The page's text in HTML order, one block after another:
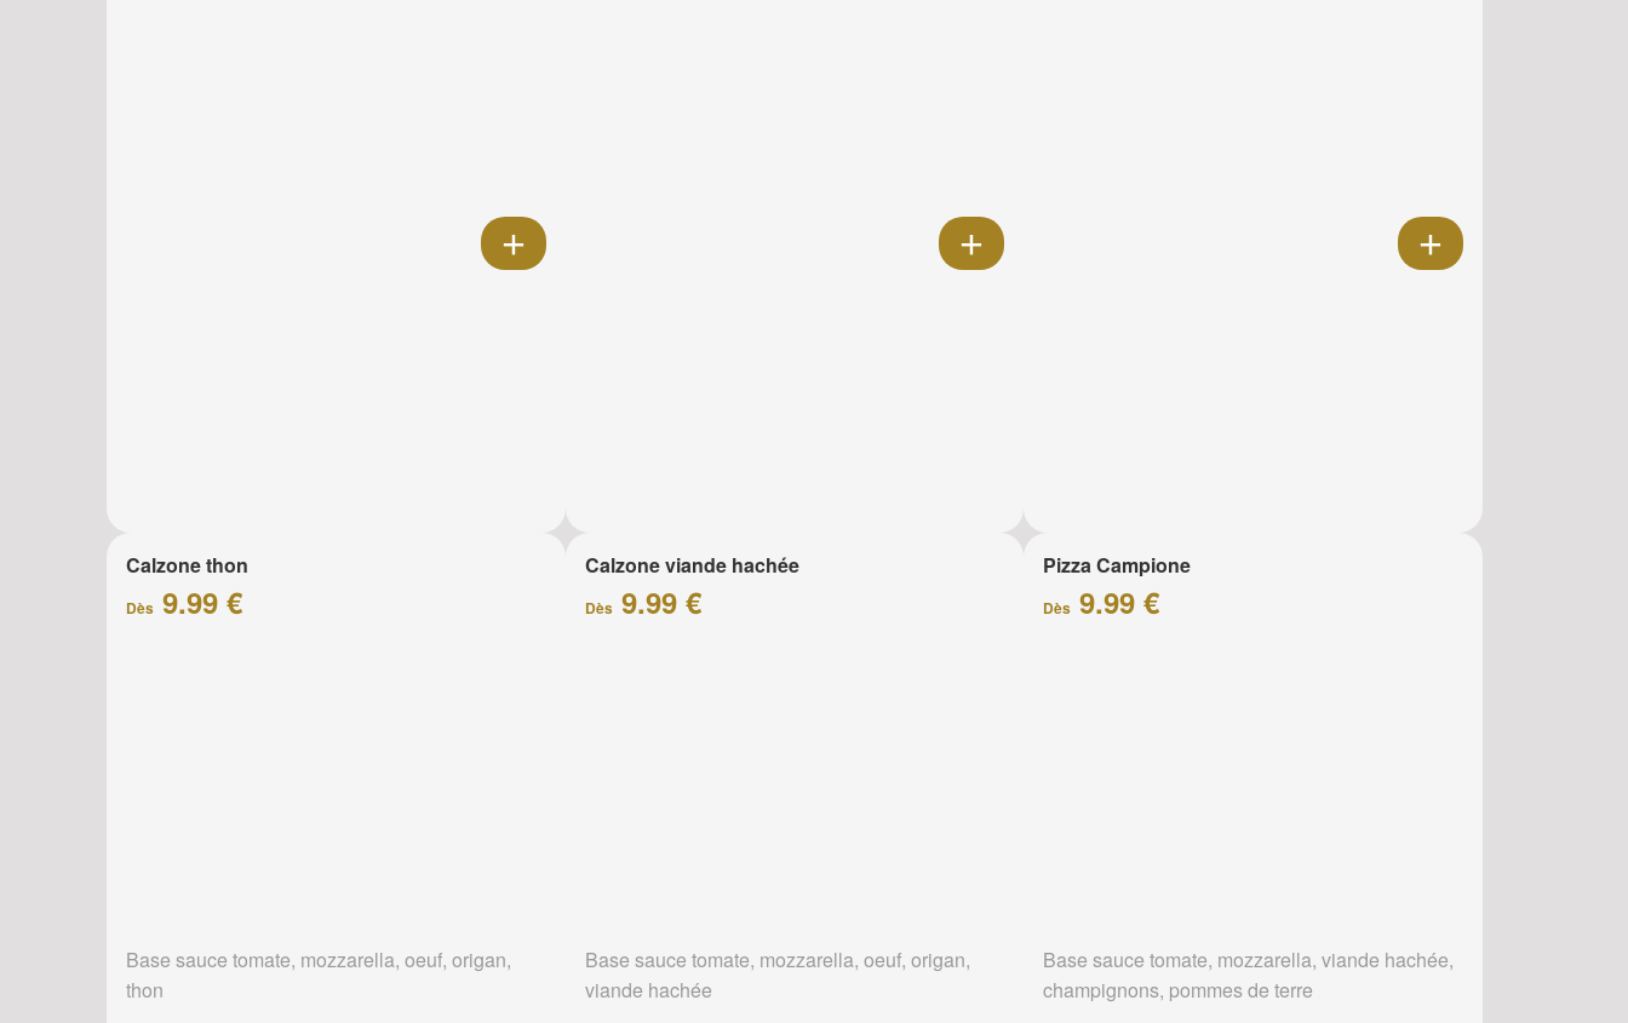
Calzone thon
Dès 9.99 €
Base sauce tomate, mozzarella, oeuf, origan,
thon
Calzone viande hachée
Dès9.99 €
Base sauce tomate, mozzarella, oeuf, origan,
viande hachée
Pizza Campione
Dès 9.99 €
Base sauce tomate, mozzarella, viande hachée,
champignons, pommes de terre